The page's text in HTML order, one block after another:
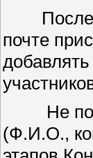
После
почте
Не
(Ф.И.О.,